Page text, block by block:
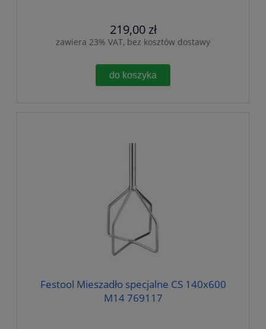
219,00 zł
zawiera 23% VAT, bez kosztów dostawy
do koszyka
Festool Mieszadło specjalne CS 140x600
M14 769117